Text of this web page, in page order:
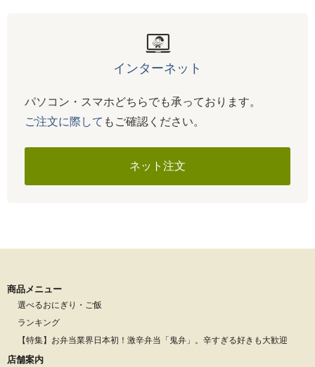
インターネット
パソコン・スマホどちらでも承っております。
ご注文に際して もご確認ください。
ネット注文
商品メニュー
選べるおにぎり・ご飯
ランキング
【特集】お弁当業界日本初！激辛弁当「鬼弁」。辛すぎる好きも大歓迎
店舗案内